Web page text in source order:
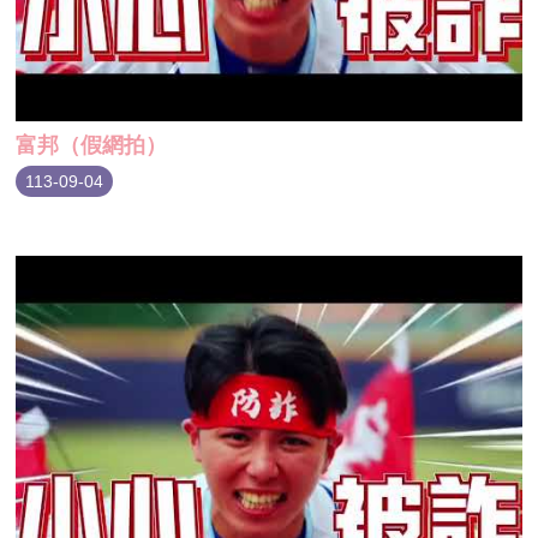
富邦（假網拍）
113-09-04